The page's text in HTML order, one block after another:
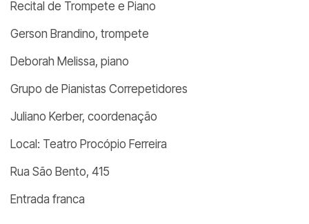
Recital de Trompete e Piano
Gerson Brandino, trompete
Deborah Melissa, piano
Grupo de Pianistas Correpetidores
Juliano Kerber, coordenação
Local: Teatro Procópio Ferreira
Rua São Bento, 415
Entrada franca